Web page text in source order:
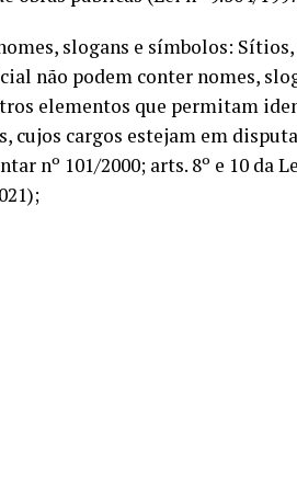
slogans e símbolos:
não podem conter nomes,
elementos que permitam
cujos cargos estejam em
nº 101/2000; arts. 8º e 10 da